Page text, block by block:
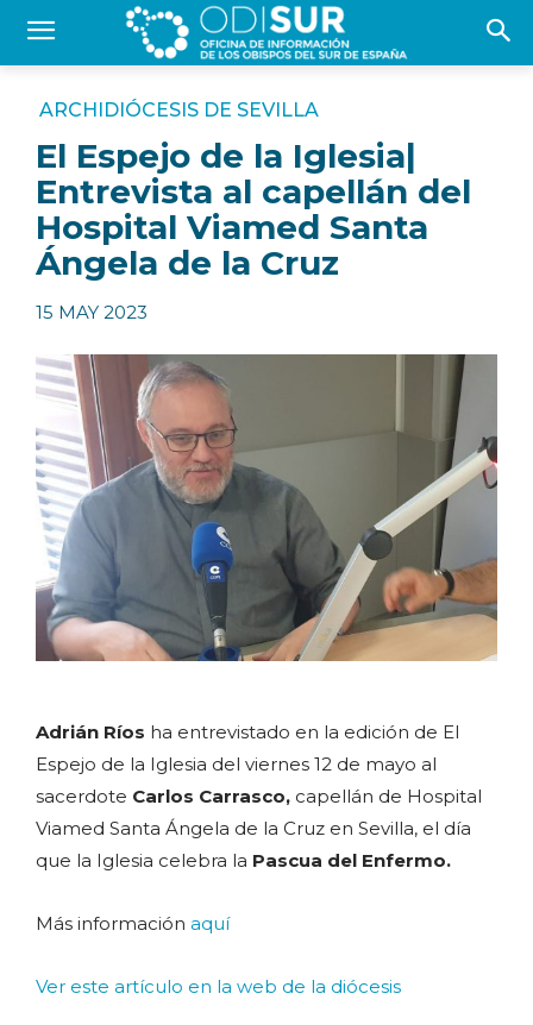
ARCHIDIÓCESIS DE SEVILLA
El Espejo de la Iglesia|
Entrevista al capellán del
Hospital Viamed Santa
Ángela de la Cruz
15 MAY 2023
Adrián Ríos ha entrevistado en la edición de El
Espejo de la Iglesia del viernes 12 de mayo al
sacerdote Carlos Carrasco, capellán de Hospital
Viamed Santa Ángela de la Cruz en Sevilla, el día
que la Iglesia celebra la Pascua del Enfermo.
Más información aquí
Ver este artículo en la web de la diócesis